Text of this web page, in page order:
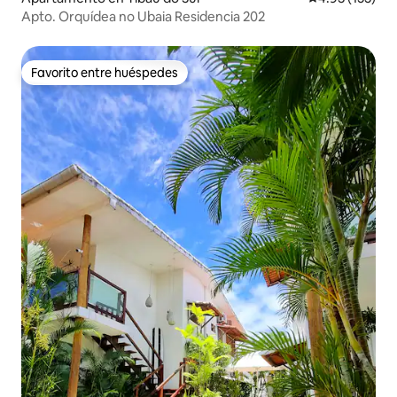
Apto. Orquídea no Ubaia Residencia 202
Favorito entre huéspedes
Favorito entre huéspedes